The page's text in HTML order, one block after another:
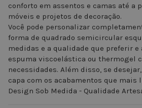
conforto em assentos e camas até a
móveis e projetos de decoração.
Você pode personalizar
forma de quadrado semicircular
medidas e a qualidade que preferir e
espuma viscoelástica ou thermogel
necessidades. Além disso, se
capa com os acabamentos que mais
Design Sob Medida - Qualidade